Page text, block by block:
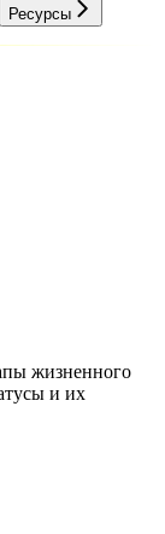
Ресурсы
жизненного
и их